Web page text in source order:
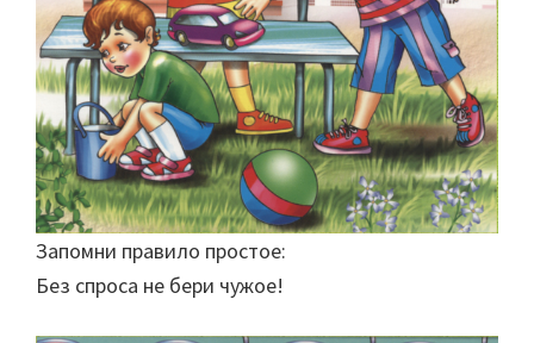
Запомни правило простое:
Без спроса не бери чужое!